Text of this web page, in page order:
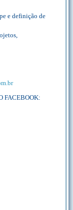
e definição de
FACEBOOK: